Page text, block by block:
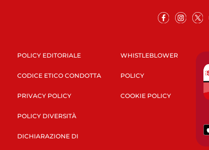
POLICY EDITORIALE
CODICE ETICO CONDOTTA
PRIVACY POLICY
POLICY DIVERSITÀ
DICHIARAZIONE DI
WHISTLEBLOWER
POLICY
COOKIE POLICY